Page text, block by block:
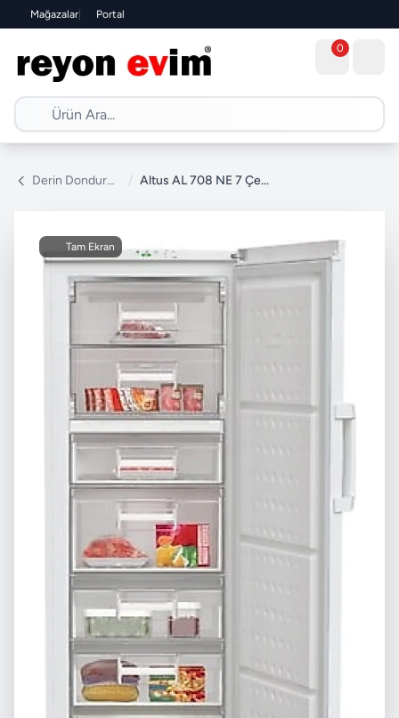
Mağazalar| Portal
0
Derin Dondurucu / Altus AL 708 NE 7 Çekmeceli Derin Dondurucu
Tam Ekran